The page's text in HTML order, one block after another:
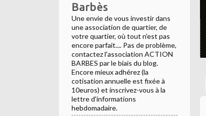
Barbès
Une envie de vous investir dans
une association de quartier, de
votre quartier, où tout n'est pas
encore parfait.... Pas de problème,
contactez l'association ACTION
BARBES par le biais du blog.
Encore mieux adhérez (la
cotisation annuelle est fixée à
10euros) et inscrivez-vous à la
lettre d'informations
hebdomadaire.